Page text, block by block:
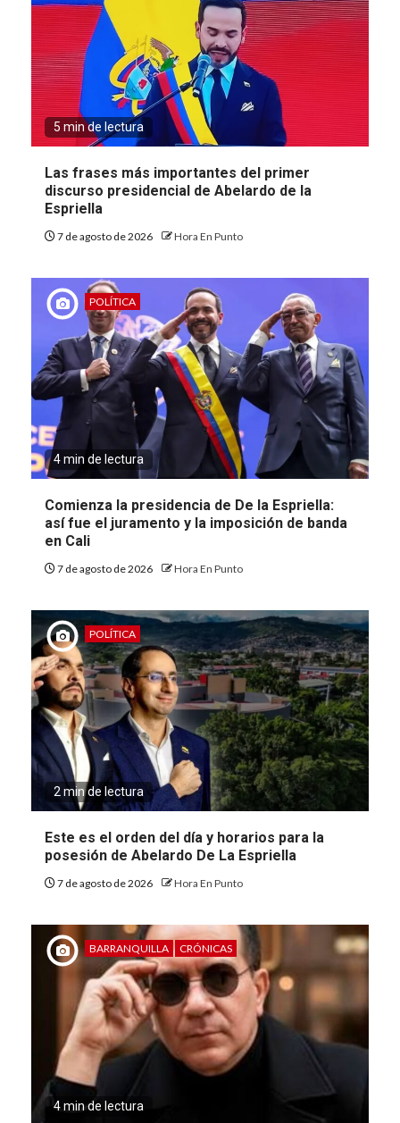
5 min de lectura
Las frases más importantes del primer
discurso presidencial de Abelardo de la
Espriella
7 de agosto de 2026 Hora En Punto
POLÍTICA
4 min de lectura
Comienza la presidencia de De la Espriella:
así fue el juramento y la imposición de banda
en Cali
7 de agosto de 2026 Hora En Punto
POLÍTICA
2 min de lectura
Este es el orden del día y horarios para la
posesión de Abelardo De La Espriella
7 de agosto de 2026 Hora En Punto
BARRANQUILLA CRÓNICAS
4 min de lectura